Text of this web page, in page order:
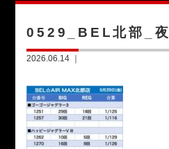
0529_BEL北部_夜
2026.06.14 ｜